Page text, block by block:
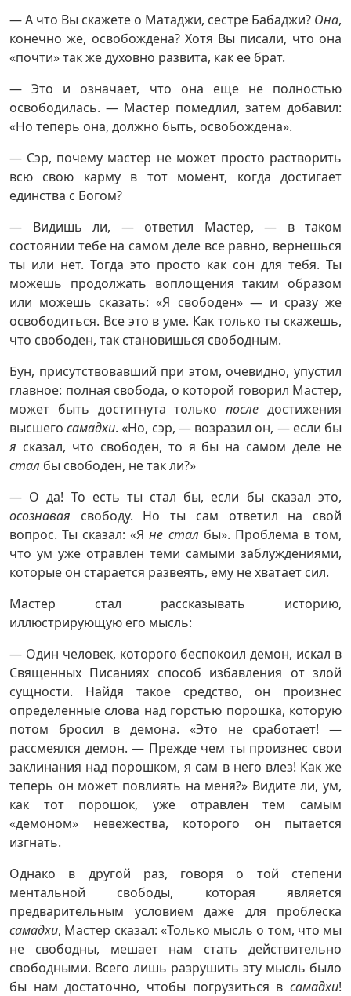
— А что Вы скажете о Матаджи, сестре Бабаджи? Она,
конечно же, освобождена? Хотя Вы писали, что она
«почти» так же духовно развита, как ее брат.
— Это и означает, что она еще не полностью
освободилась. — Мастер помедлил, затем добавил:
«Но теперь она, должно быть, освобождена».
— Сэр, почему мастер не может просто растворить
всю свою карму в тот момент, когда достигает
единства с Богом?
— Видишь ли, — ответил Мастер, — в таком
состоянии тебе на самом деле все равно, вернешься
ты или нет. Тогда это просто как сон для тебя. Ты
можешь продолжать воплощения таким образом
или можешь сказать: «Я свободен» — и сразу же
освободиться. Все это в уме. Как только ты скажешь,
что свободен, так становишься свободным.
Бун, присутствовавший при этом, очевидно, упустил
главное: полная свобода, о которой говорил Мастер,
может быть достигнута толькопосле достижения
высшегосамадхи. «Но, сэр, — возразил он, — если бы
я сказал, что свободен, то я бы на самом деле не
стал бы свободен, не так ли?»
— О да! То есть ты стал бы, если бы сказал это,
осознавая свободу. Но ты сам ответил на свой
вопрос. Ты сказал: «Яне стал бы». Проблема в том,
что ум уже отравлен теми самыми заблуждениями,
которые он старается развеять, ему не хватает сил.
Мастер стал рассказывать историю,
иллюстрирующую его мысль:
— Один человек, которого беспокоил демон, искал в
Священных Писаниях способ избавления от злой
сущности. Найдя такое средство, он произнес
определенные слова над горстью порошка, которую
потом бросил в демона. «Это не сработает! —
рассмеялся демон. — Прежде чем ты произнес свои
заклинания над порошком, я сам в него влез! Как же
теперь он может повлиять на меня?» Видите ли, ум,
как тот порошок, уже отравлен тем самым
«демоном» невежества, которого он пытается
изгнать.
Однако в другой раз, говоря о той степени
ментальной свободы, которая является
предварительным условием даже для проблеска
самадхи, Мастер сказал: «Только мысль о том, что мы
не свободны, мешает нам стать действительно
свободными. Всего лишь разрушить эту мысль было
бы нам достаточно, чтобы погрузиться в самадхи!